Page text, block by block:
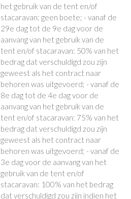
het gebruik van de tent en/of
stacaravan: geen boete; - vanaf de
29e dag tot de 9e dag voor de
aanvang van het gebruik van de
tent en/of stacaravan: 50% van het
bedrag dat verschuldigd zou zijn
geweest als het contract naar
behoren was uitgevoerd; - vanaf de
8e dag tot de 4e dag voor de
aanvang van het gebruik van de
tent en/of stacaravan: 75% van het
bedrag dat verschuldigd zou zijn
geweest als het contract naar
behoren was uitgevoerd; - vanaf de
3e dag voor de aanvang van het
gebruik van de tent en/of
stacaravan: 100% van het bedrag
dat verschuldigd zou zijn indien het